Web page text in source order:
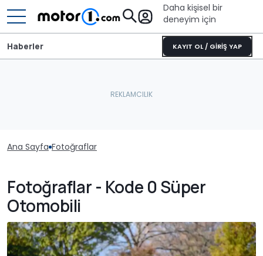
Daha kişisel bir
deneyim için
KAYIT OL / GİRİŞ YAP
Haberler
Ana Sayfa Fotoğraflar
Fotoğraflar - Kode 0 Süper
Otomobili